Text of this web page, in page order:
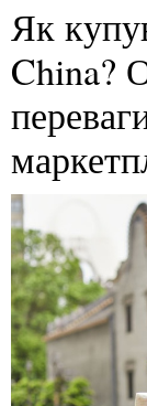
Як
China?